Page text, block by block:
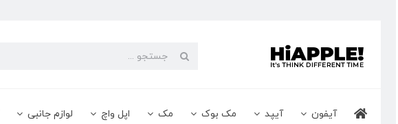
content
جستجو
آیفون آیپد مک بوک مک اپل واچ لوازم جانبی